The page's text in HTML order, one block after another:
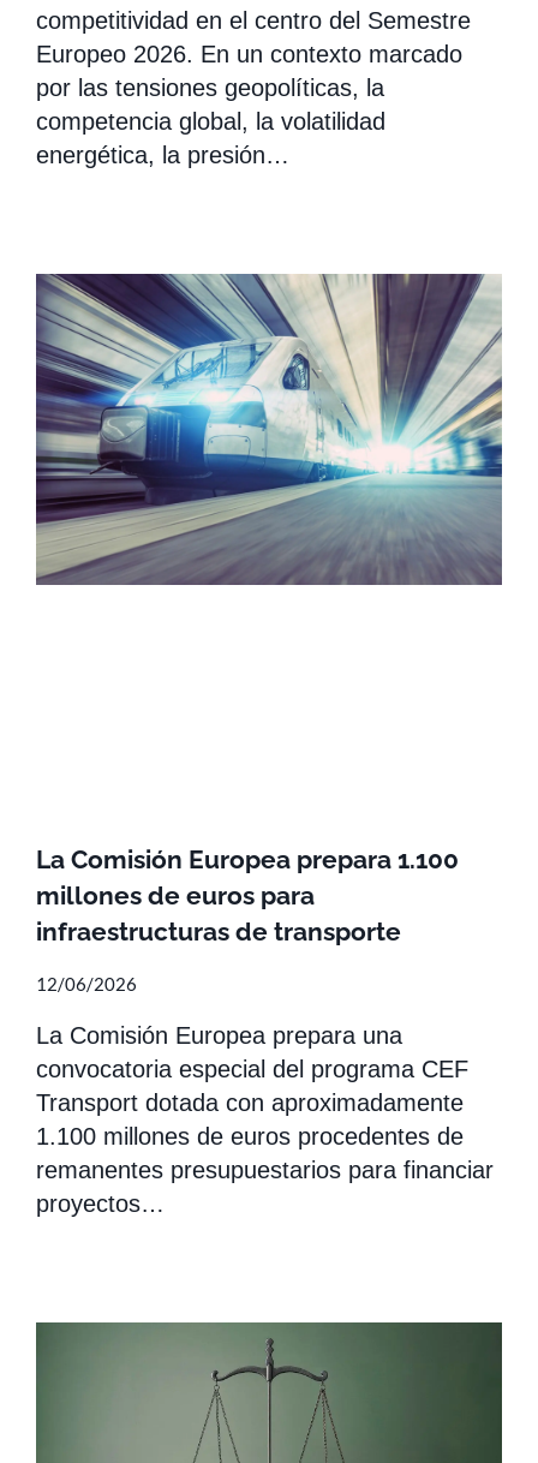
competitividad en el centro del Semestre
Europeo 2026. En un contexto marcado
por las tensiones geopolíticas, la
competencia global, la volatilidad
energética, la presión…
La Comisión Europea prepara 1.100
millones de euros para
infraestructuras de transporte
12/06/2026
La Comisión Europea prepara una
convocatoria especial del programa CEF
Transport dotada con aproximadamente
1.100 millones de euros procedentes de
remanentes presupuestarios para financiar
proyectos…